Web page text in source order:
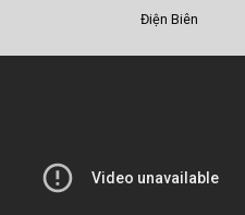
Điện Biên